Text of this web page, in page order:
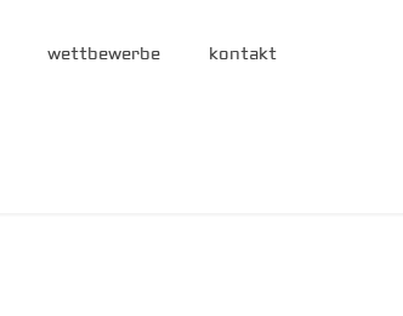
wettbewerbe kontakt